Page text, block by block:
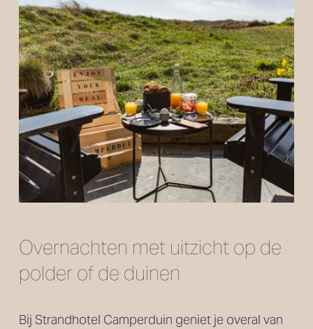
Overnachten met uitzicht op de
polder of de duinen
Bij Strandhotel Camperduin geniet je overal van